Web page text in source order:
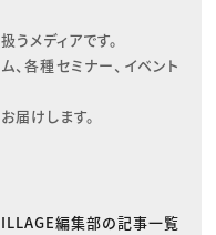
メディアです。
、各種セミナー、イベント
届けします。
編集部の記事一覧